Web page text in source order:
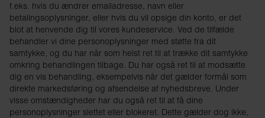
f.eks. hvis du ændrer emailadresse, navn eller
betalingsoplysninger, eller hvis du vil opsige din konto, er det
blot at henvende dig til vores kundeservice. Ved de tilfælde
behandler vi dine personoplysninger med støtte fra dit
samtykke, og du har når som helst ret til at trække dit samtykke
omkring behandlingen tilbage. Du har også ret til at modsætte
dig en vis behandling, eksempelvis når det gælder formål som
direkte markedsføring og afsendelse af nyhedsbreve. Under
visse omstændigheder har du også ret til at få dine
personoplysninger slettet eller blokeret. Dette gælder dog ikke,